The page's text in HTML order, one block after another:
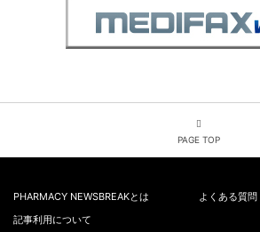
PAGE TOP
PHARMACY NEWSBREAKとは
よくある質問
記事利用について